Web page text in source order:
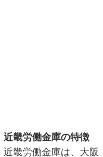
近畿労働金庫の特徴
近畿労働金庫は、大阪